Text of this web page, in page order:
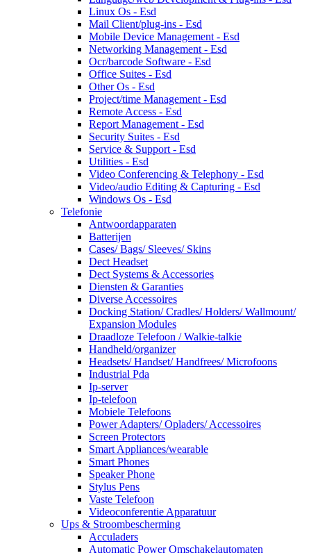
Linux Os - Esd
Mail Client/plug-ins - Esd
Mobile Device Management - Esd
Networking Management - Esd
Ocr/barcode Software - Esd
Office Suites - Esd
Other Os - Esd
Project/time Management - Esd
Remote Access - Esd
Report Management - Esd
Security Suites - Esd
Service & Support - Esd
Utilities - Esd
Video Conferencing & Telephony - Esd
Video/audio Editing & Capturing - Esd
Windows Os - Esd
Telefonie
Antwoordapparaten
Batterijen
Cases/ Bags/ Sleeves/ Skins
Dect Headset
Dect Systems & Accessories
Diensten & Garanties
Diverse Accessoires
Docking Station/ Cradles/ Holders/ Wallmount/
Expansion Modules
Draadloze Telefoon / Walkie-talkie
Handheld/organizer
Headsets/ Handset/ Handfrees/ Microfoons
Industrial Pda
Ip-server
Ip-telefoon
Mobiele Telefoons
Power Adapters/ Opladers/ Accessoires
Screen Protectors
Smart Appliances/wearable
Smart Phones
Speaker Phone
Stylus Pens
Vaste Telefoon
Videoconferentie Apparatuur
Ups & Stroombescherming
Acculaders
Automatic Power Omschakelautomaten